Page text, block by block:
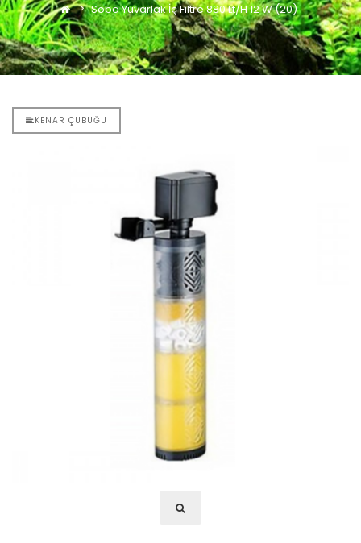
Sobo Yuvarlak İç Filtre 880 Lt/h 12 W (20)
KENAR ÇUBUĞU